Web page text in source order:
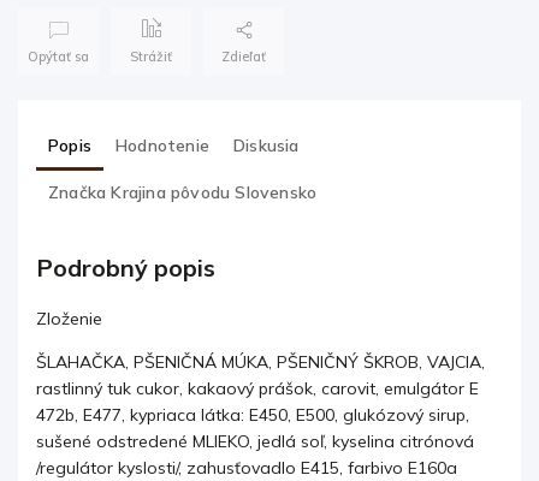
Opýtať sa Strážiť Zdieľať
Popis Hodnotenie Diskusia
Značka Krajina pôvodu Slovensko
Podrobný popis
Zloženie
ŠLAHAČKA, PŠENIČNÁ MÚKA, PŠENIČNÝ ŠKROB, VAJCIA,
rastlinný tuk cukor, kakaový prášok, carovit, emulgátor E
472b, E477, kypriaca látka: E450, E500, glukózový sirup,
sušené odstredené MLIEKO, jedlá soľ, kyselina citrónová
/regulátor kyslosti/, zahusťovadlo E415, farbivo E160a